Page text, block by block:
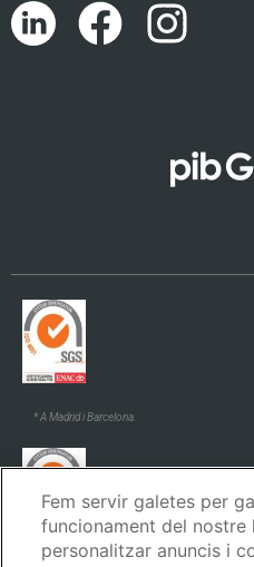
Português
English (UK)
* A Madrid i Barcelona.
Fem servir galetes per
funcionament del nostre
personalitzar anuncis i